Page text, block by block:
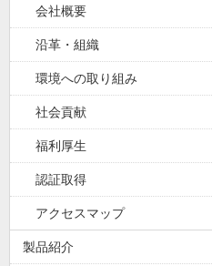
会社概要
沿革・組織
環境への取り組み
社会貢献
福利厚生
認証取得
アクセスマップ
製品紹介